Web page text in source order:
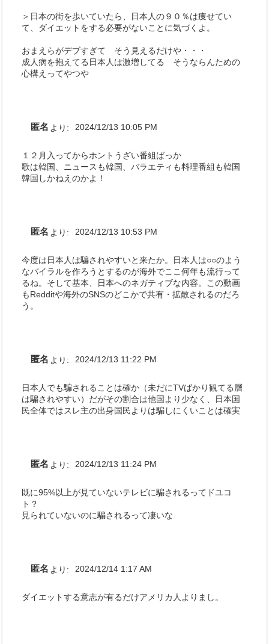
＞日本の街を歩いていたら、日本人の９０％は痩せてい
て、ダイエットをする必要がないことに気づくよ。
おまえらがデブすぎて そう見えるだけや・・・
成人病を抱えてる日本人は激増してる そうならんための
心構えってやつや
匿名 より: 2024/12/13 10:05 PM
１２月入ってからホントうざい番組ばっか
歌は韓国、ニュースも韓国、バラエティも料理番組も韓国
韓国しかねえのかよ！
匿名 より: 2024/12/13 10:53 PM
今度は日本人は騙されやすいと来たか。日本人は○○のよう
なバイラルを作ろうとするのが海外でここ何年も流行って
るね。そして基本、日本へのネガティブな内容。この動画
もRedditや海外のSNSのどこかで共有・拡散されるのだろ
う。
匿名 より: 2024/12/13 11:22 PM
日本人でも騙されることは確か（未だにTVばかり観てる層
は騙されやすい）だがその割合は他国より少なく、日本国
民全体ではスレ主の出身国民よりは騙しにくいことは確実
匿名 より: 2024/12/13 11:24 PM
既に95%以上が見ていないテレビに騙されるってドユコ
ト？
見られていないのに騙されるって凄いな
匿名 より: 2024/12/14 1:17 AM
ダイエットする意志が有るだけアメリカ人よりまし。